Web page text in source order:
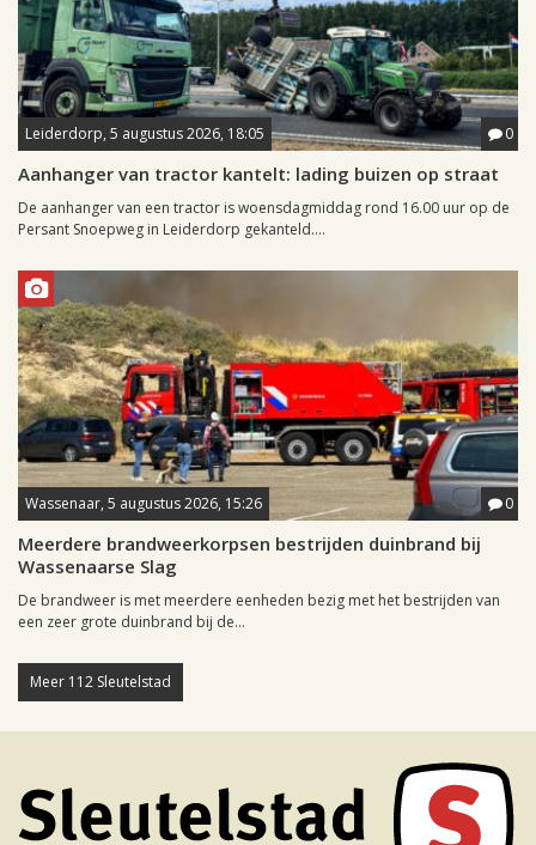
Leiderdorp, 5 augustus 2026, 18:05 0
Aanhanger van tractor kantelt: lading buizen op straat
De aanhanger van een tractor is woensdagmiddag rond 16.00 uur op de
Persant Snoepweg in Leiderdorp gekanteld....
Wassenaar, 5 augustus 2026, 15:26 0
Meerdere brandweerkorpsen bestrijden duinbrand bij
Wassenaarse Slag
De brandweer is met meerdere eenheden bezig met het bestrijden van
een zeer grote duinbrand bij de...
Meer 112 Sleutelstad